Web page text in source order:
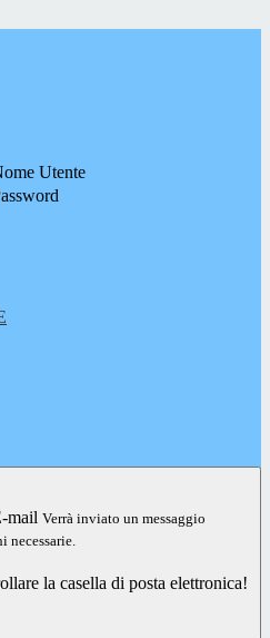
Utente
mail Verrà inviato un messaggio
necessarie.
la casella di posta elettronica!